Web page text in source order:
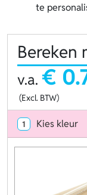
te
Bereken
v.a. €
(Excl. BTW)
1 Kies kleur